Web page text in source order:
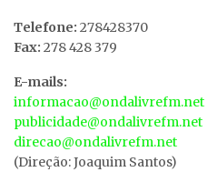
Telefone: 278428370
Fax: 278 428 379
E-mails:
informacao@ondalivrefm.net
publicidade@ondalivrefm.net
direcao@ondalivrefm.net
(Direção: Joaquim Santos)